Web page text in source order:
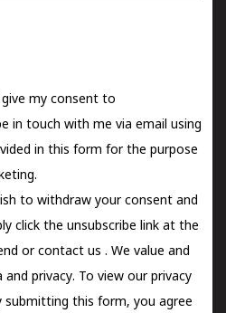
my consent to
in touch with me via email using
in this form for the purpose
to withdraw your consent and
click the unsubscribe link at the
orcontact us . We value and
privacy. To view our privacy
submitting this form, you agree